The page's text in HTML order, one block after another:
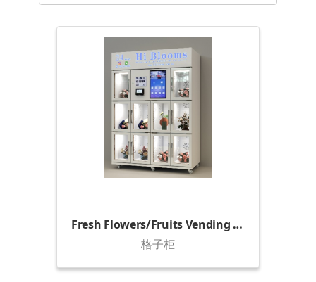
Fresh Flowers/Fruits Vending Locker (1500)
格子柜